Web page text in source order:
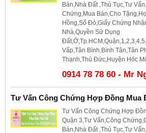
Bán,Nhà Đất ,Thủ Tục,Tư
Chứng,Mua Bán,Cho
Hồng,Sổ Đỏ,Giấy Chứng
Nhà,Quyền Sử Dụng
Vấp,Tân Bình,Bình Tân,Tân
Thạnh,Thủ Đức,Huyện Hóc
0914 78 78 60 - Mr
Tư Vấn Công Chứng Hợp Đồng Mua
Tư Vấn Công Chứng Hợp
Quận 3,Tư Vấn,Công
Bán,Nhà Đất ,Thủ Tục,Tư